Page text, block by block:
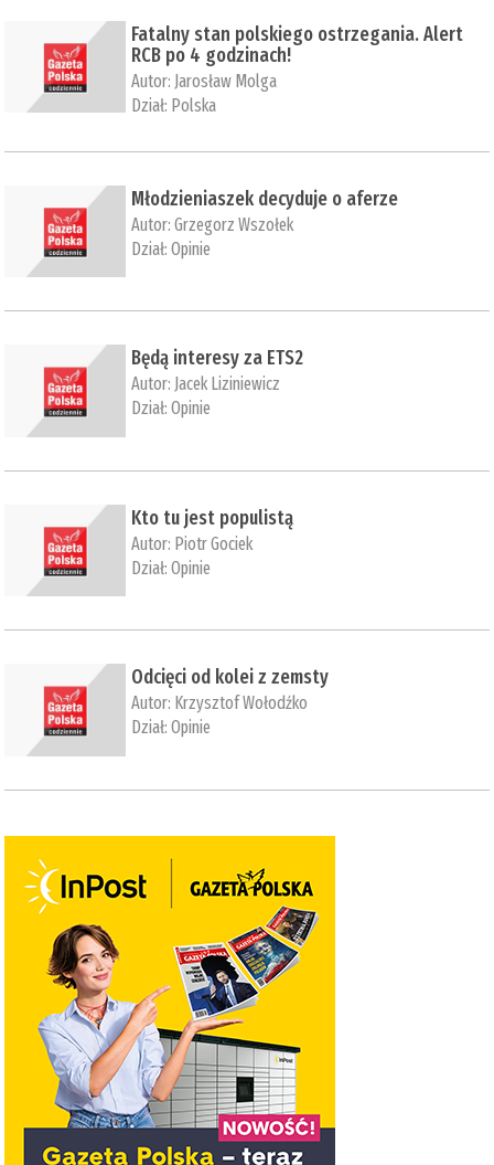
Fatalny stan polskiego ostrzegania. Alert
RCB po 4 godzinach!
Autor: Jarosław Molga
Dział: Polska
Młodzieniaszek decyduje o aferze
Autor:Grzegorz Wszołek
Dział:Opinie
Będą interesy za ETS2
Autor: Jacek Liziniewicz
Dział:Opinie
Kto tu jest populistą
Autor: Piotr Gociek
Dział:Opinie
Odcięci od kolei z zemsty
Autor: Krzysztof Wołodźko
Dział:Opinie